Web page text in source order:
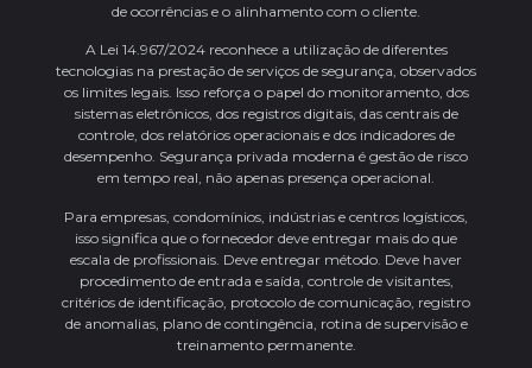
de ocorrências e o alinhamento com o cliente.
A Lei 14.967/2024 reconhece a utilização de diferentes
tecnologias na prestação de serviços de segurança, observados
os limites legais. Isso reforça o papel do monitoramento, dos
sistemas eletrônicos, dos registros digitais, das centrais de
controle, dos relatórios operacionais e dos indicadores de
desempenho. Segurança privada moderna é gestão de risco
em tempo real, não apenas presença operacional.
Para empresas, condomínios, indústrias e centros logísticos,
isso significa que o fornecedor deve entregar mais do que
escala de profissionais. Deve entregar método. Deve haver
procedimento de entrada e saída, controle de visitantes,
critérios de identificação, protocolo de comunicação, registro
de anomalias, plano de contingência, rotina de supervisão e
treinamento permanente.